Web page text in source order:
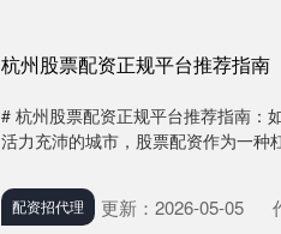
杭州股票配资正规平台推荐指南
# 杭州股票配资正规平台推荐指南：
活力充沛的城市，股票配资作为一种
配资招代理 更新：2026-05-05